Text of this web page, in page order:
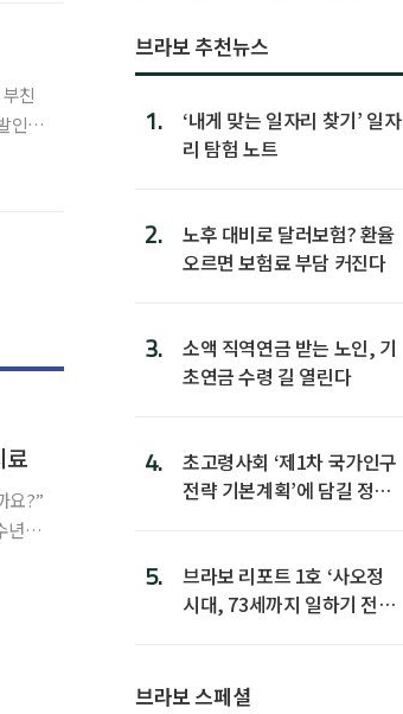
친
인
료
요?”
년째
브라보 추천뉴스
1.
‘내게 맞는 일자리 찾기’ 일자
리 탐험 노트
2.
노후 대비로 달러보험? 환율
오르면 보험료 부담 커진다
3.
소액 직역연금 받는 노인, 기
초연금 수령 길 열린다
4.
초고령사회 ‘제1차 국가인구
전략 기본계획’에 담길 정책
5.
브라보 리포트 1호 ‘사오정
시대, 73세까지 일하기 전략’
브라보 스페셜